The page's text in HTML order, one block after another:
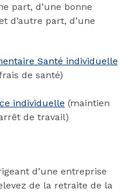
part, d’une bonne
d’autre part, d’une
Santé individuelle
de santé)
individuelle (maintien
de travail)
d’une entreprise
de la retraite de la